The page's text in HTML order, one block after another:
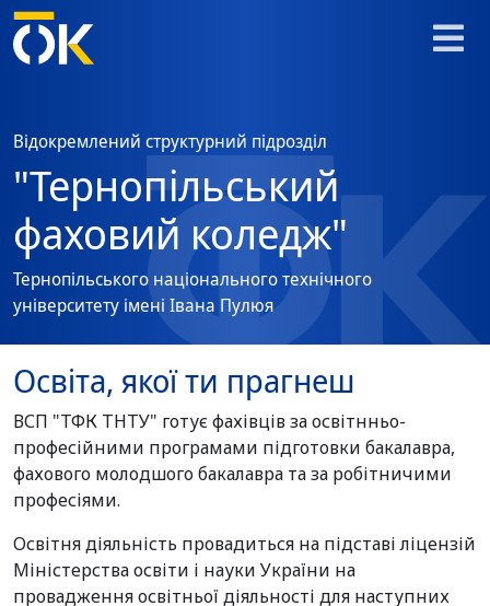
Відокремлений структурний підрозділ
"Тернопільський
фаховий коледж"
Тернопільського національного технічного
університету імені Івана Пулюя
Освіта, якої ти прагнеш
ВСП "ТФК ТНТУ" готує фахівців за освітнньо-
професійними програмами підготовки бакалавра,
фахового молодшого бакалавра та за робітничими
професіями.
Освітня діяльність провадиться на підставі ліцензій
Міністерства освіти і науки України на
провадження освітньої діяльності для наступних